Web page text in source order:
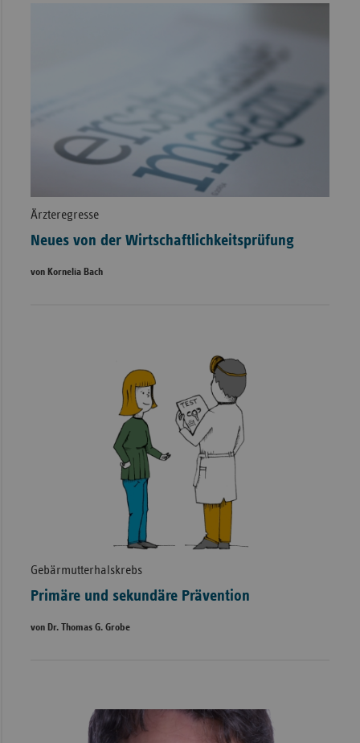
Ärzteregresse
Neues von der Wirtschaftlichkeitsprüfung
von Kornelia Bach
Gebärmutterhalskrebs
Primäre und sekundäre Prävention
von Dr. Thomas G. Grobe